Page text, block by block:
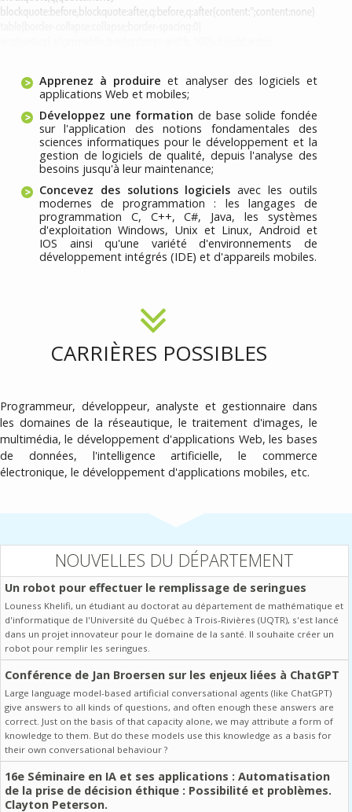
Apprenez à produire et analyser des logiciels et
applications Web et mobiles;
Développez une formation de base solide fondée
sur l'application des notions fondamentales des
sciences informatiques pour le développement et la
gestion de logiciels de qualité, depuis l'analyse des
besoins jusqu'à leur maintenance;
Concevez des solutions logiciels avec les outils
modernes de programmation : les langages de
programmation C, C++, C#, Java, les systèmes
d'exploitation Windows, Unix et Linux, Android et
IOS ainsi qu'une variété d'environnements de
développement intégrés (IDE) et d'appareils mobiles.
CARRIÈRES POSSIBLES
Programmeur, développeur, analyste et gestionnaire dans
les domaines de la réseautique, le traitement d'images, le
multimédia, le développement d'applications Web, les bases
de données, l'intelligence artificielle, le commerce
électronique, le développement d'applications mobiles, etc.
NOUVELLES DU DÉPARTEMENT
Un robot pour effectuer le remplissage de seringues
Louness Khelifi, un étudiant au doctorat au département de mathématique et
d'informatique de l'Université du Québec à Trois-Rivières (UQTR), s'est lancé
dans un projet innovateur pour le domaine de la santé. Il souhaite créer un
robot pour remplir les seringues.
Conférence de Jan Broersen sur les enjeux liées à ChatGPT
Large language model-based artificial conversational agents (like ChatGPT)
give answers to all kinds of questions, and often enough these answers are
correct. Just on the basis of that capacity alone, we may attribute a form of
knowledge to them. But do these models use this knowledge as a basis for
their own conversational behaviour ?
16e Séminaire en IA et ses applications : Automatisation
de la prise de décision éthique : Possibilité et problèmes.
Clayton Peterson.